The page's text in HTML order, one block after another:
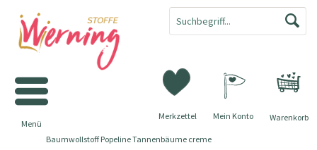
Warenkorb
Merkzettel Mein Konto
Menü
Baumwollstoff Popeline Tannenbäume creme